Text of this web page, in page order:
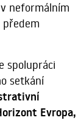
neformálním
předem
spolupráci
setkání
Evropa,